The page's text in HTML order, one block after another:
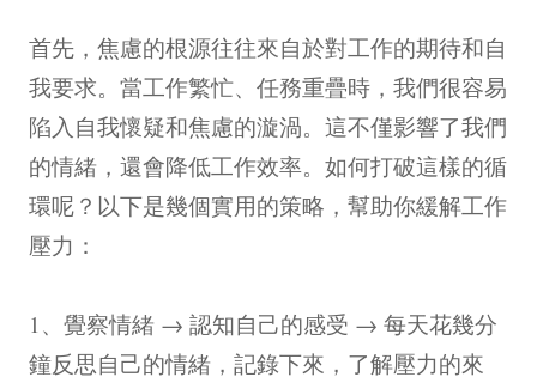
首先，焦慮的根源往往來自於對工作的期待和自
我要求。當工作繁忙、任務重疊時，我們很容易
陷入自我懷疑和焦慮的漩渦。這不僅影響了我們
的情緒，還會降低工作效率。如何打破這樣的循
環呢？以下是幾個實用的策略，幫助你緩解工作
壓力：
1、覺察情緒 → 認知自己的感受 → 每天花幾分
鐘反思自己的情緒，記錄下來，了解壓力的來